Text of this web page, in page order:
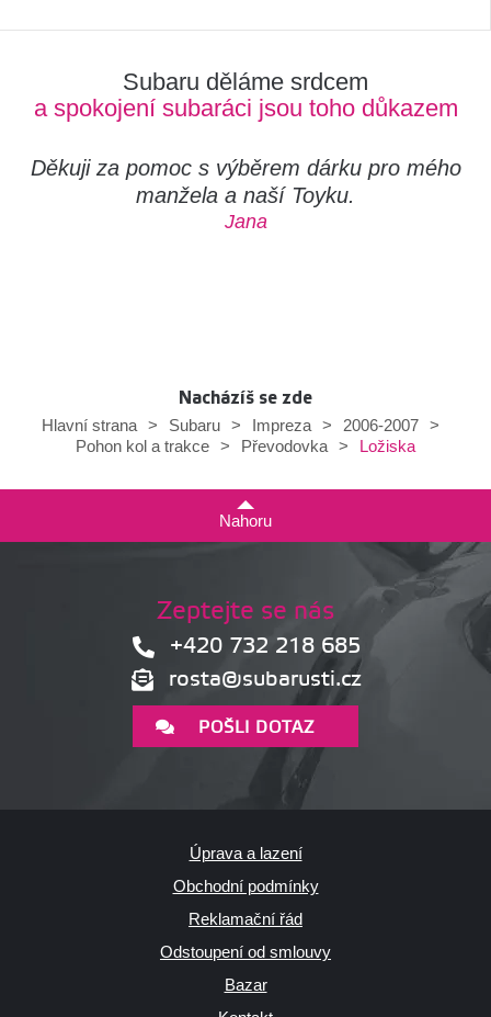
Subaru děláme srdcem
a spokojení subaráci jsou toho důkazem
Děkuji za pomoc s výběrem dárku pro mého
manžela a naší Toyku.
Jana
Nacházíš se zde
Hlavní strana
> Subaru > Impreza > 2006-2007
>
Pohon kol a trakce > Převodovka > Ložiska
Nahoru
Zeptejte se nás
+420 732 218 685
rosta@subarusti.cz
POŠLI DOTAZ
Úprava a lazení
Obchodní podmínky
Reklamační řád
Odstoupení od smlouvy
Bazar